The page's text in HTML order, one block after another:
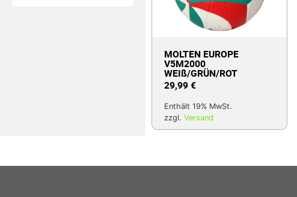
MOLTEN EUROPE
V5M2000
WEIß/GRÜN/ROT
29,99€
Enthält 19% MwSt.
zzgl. Versand